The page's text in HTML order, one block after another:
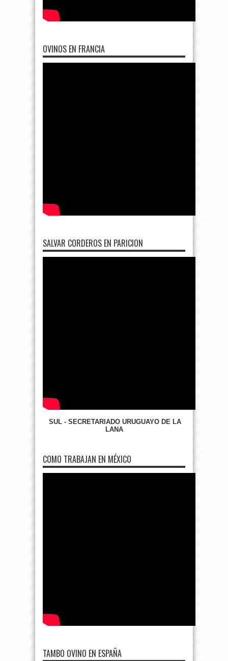
OVINOS EN FRANCIA
SALVAR CORDEROS EN PARICION
SUL - SECRETARIADO URUGUAYO DE LA
LANA
COMO TRABAJAN EN MÉXICO
TAMBO OVINO EN ESPAÑA